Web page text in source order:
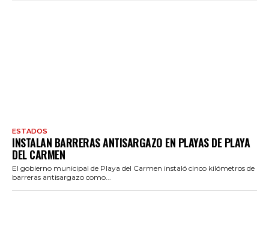
ESTADOS
INSTALAN BARRERAS ANTISARGAZO EN PLAYAS DE PLAYA
DEL CARMEN
El gobierno municipal de Playa del Carmen instaló cinco kilómetros de
barreras antisargazo como...